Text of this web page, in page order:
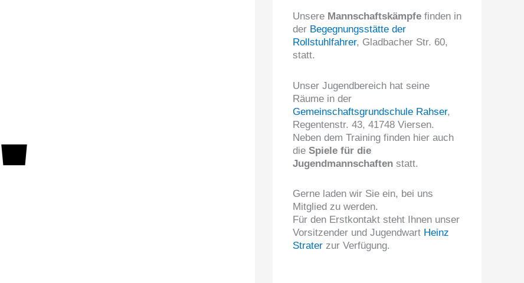
Unsere Mannschaftskämpfe finden in
der Begegnungsstätte der
Rollstuhlfahrer, Gladbacher Str. 60,
statt.
Unser Jugendbereich hat seine
Räume in der
Gemeinschaftsgrundschule Rahser,
Regentenstr. 43, 41748 Viersen.
Neben dem Training finden hier auch
die Spiele für die
Jugendmannschaften statt.
Gerne laden wir Sie ein, bei uns
Mitglied zu werden.
Für den Erstkontakt steht Ihnen unser
Vorsitzender und Jugendwart Heinz
Strater zur Verfügung.